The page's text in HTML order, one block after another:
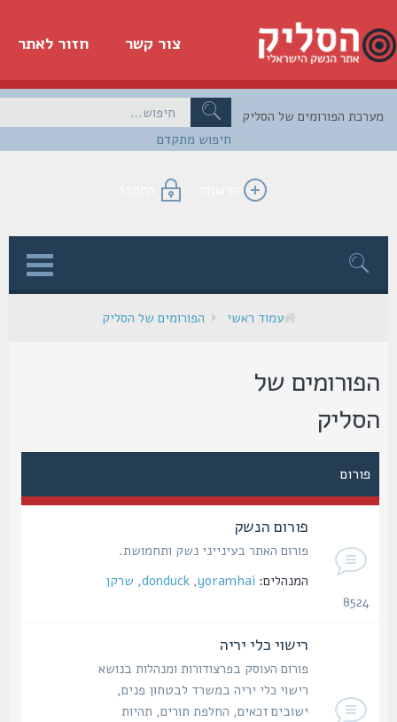
חזור לאתר צור קשר
חיפוש מתקדם
הפורומים של הסליק
הרשמה התחבר
עמוד ראשי הפורומים של הסליק
של
פורום
פורום הנשק
פורום האתר בעינייני נשק ותחמושת.
המנהלים: yoramhai
,
donduck
,שרקן
8524
רישוי כלי יריה
פורום העוסק בפרצודורות ומנהלות בנושא
רישוי כלי יריה במשרד לבטחון פנים,
ישובים זכאים, החלפת תורים, תהיות